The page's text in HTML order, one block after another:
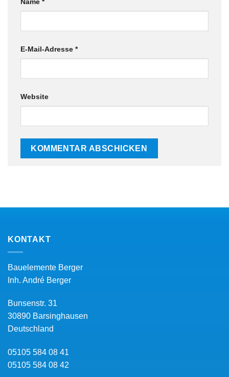
Name *
E-Mail-Adresse *
Website
KONTAKT
Bauelemente Berger
Inh. André Berger
Bunsenstr. 31
30890 Barsinghausen
Deutschland
05105 584 08 41
05105 584 08 42